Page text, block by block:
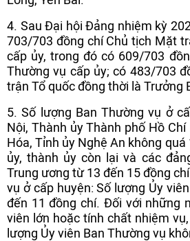
4. Sau Đại hội Đảng nhiệm kỳ
703/703 đồng chí Chủ tịch Mặt
cấp ủy, trong đó có 609/703
Thường vụ cấp ủy; có 483/703
trận Tổ quốc đồng thời là Trưởng
5. Số lượng Ban Thường vụ ở
Nội, Thành ủy Thành phố Hồ
Hóa, Tỉnh ủy Nghệ An không quá
ủy, thành ủy còn lại và các
Trung ương từ 13 đến 15 đồng
vụ ở cấp huyện: Số lượng Ủy
đến 11 đồng chí. Đối với những
viên lớn hoặc tính chất nhiệm
lượng Ủy viên Ban Thường vụ